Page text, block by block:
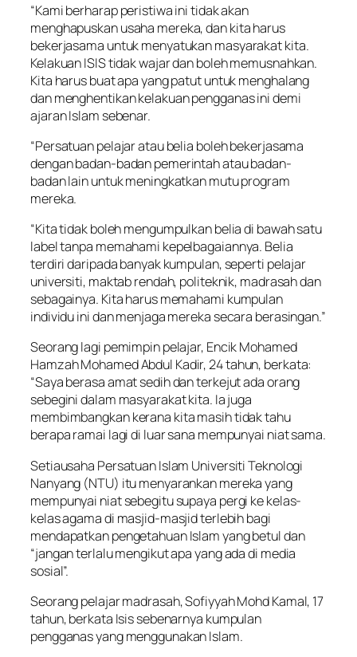
“Kami berharap peristiwa ini tidak akan
menghapuskan usaha mereka, dan kita harus
bekerjasama untuk menyatukan masyarakat kita.
Kelakuan ISIS tidak wajar dan boleh memusnahkan.
Kita harus buat apa yang patut untuk menghalang
dan menghentikan kelakuan pengganas ini demi
ajaran Islam sebenar.
“Persatuan pelajar atau belia boleh bekerjasama
dengan badan-badan pemerintah atau badan-
badan lain untuk meningkatkan mutu program
mereka.
“Kita tidak boleh mengumpulkan belia di bawah satu
label tanpa memahami kepelbagaiannya. Belia
terdiri daripada banyak kumpulan, seperti pelajar
universiti, maktab rendah, politeknik, madrasah dan
sebagainya. Kita harus memahami kumpulan
individu ini dan menjaga mereka secara berasingan.”
Seorang lagi pemimpin pelajar, Encik Mohamed
Hamzah Mohamed Abdul Kadir, 24 tahun, berkata:
“Saya berasa amat sedih dan terkejut ada orang
sebegini dalam masyarakat kita. Ia juga
membimbangkan kerana kita masih tidak tahu
berapa ramai lagi di luar sana mempunyai niat sama.
Setiausaha Persatuan Islam Universiti Teknologi
Nanyang (NTU) itu menyarankan mereka yang
mempunyai niat sebegitu supaya pergi ke kelas-
kelas agama di masjid-masjid terlebih bagi
mendapatkan pengetahuan Islam yang betul dan
“jangan terlalu mengikut apa yang ada di media
sosial”.
Seorang pelajar madrasah, Sofiyyah Mohd Kamal, 17
tahun, berkata Isis sebenarnya kumpulan
pengganas yang menggunakan Islam.